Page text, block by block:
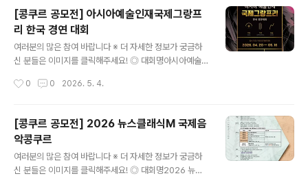
블 뮤지데코가 주최하고 한국 스타인웨이(코스모스 악기)
가 함께하여 실력있는 아마추어 피아니스트 발굴과 클래식
저변확대를 위한 「제2회 뮤지데코 어워즈 피아노 콩쿠르」
를 개최합니다. 리사이틀과 앨범 발표의 기회를 제공하여
젊은 피아니스트의 등용문이 되기를 기대합니다. 기교적
예술성을 우선적으로 고려하여 심사합니다. 열정 넘치는
[콩쿠르 공모전] 아시아예술인재국제그랑프
리 한국 경연 대회
여러분의 많은 참여 바랍니다 ※ 더 자세한 정보가 궁금하
신 분들은 이미지를 클릭해주세요! ◎ 대회명아시아예술인
후 출생자 ◎ 접수기간2026년 4월 20일 ~ 5월 16일 2
회 분야 및 참가자 구분- 가창 부문 개인 또는 단체(2인 이
상)- 기악 부문 개인 또는 단체(2인 이상)- 무용 부문 개인
또는 단체(2인 이상) ◎ 대회 분야별 장르 구분- 가창 부
문: 성악, 보컬, 뮤지컬, 국악 등- 기악 부문: 관현악, 타악,
0 0 2026. 5. 4.
[콩쿠르 공모전] 2026 뉴스클래식M 국제음
악콩쿠르
여러분의 많은 참여 바랍니다 ※ 더 자세한 정보가 궁금하
신 분들은 이미지를 클릭해주세요! ◎ 대회명2026 뉴스